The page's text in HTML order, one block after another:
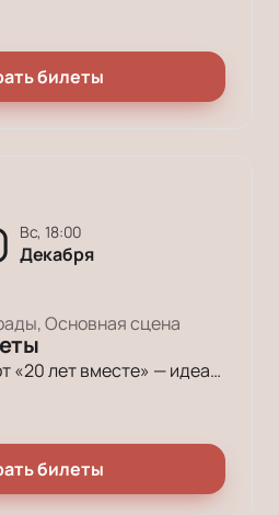
билеты
вс, 18:00
Декабря
Основная сцена
Юбилейный концерт «20 лет вместе» — идеальный способ настроиться на новогоднее настроение и подарить себе вечер качественной российской эстрады, проверенной временем.
билеты